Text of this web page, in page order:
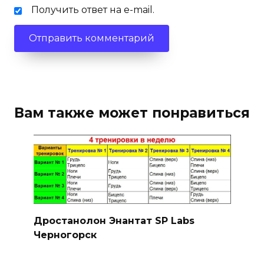
Получить ответ на e-mail.
Вам также может понравиться
Дростанолон Энантат SP Labs
Черногорск